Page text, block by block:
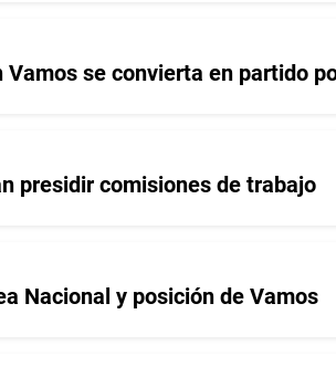
se convierta en partido
presidir comisiones de trabajo
Nacional y posición de Vamos